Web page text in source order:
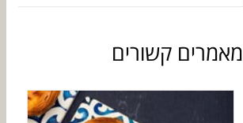
מאמרים קשורים